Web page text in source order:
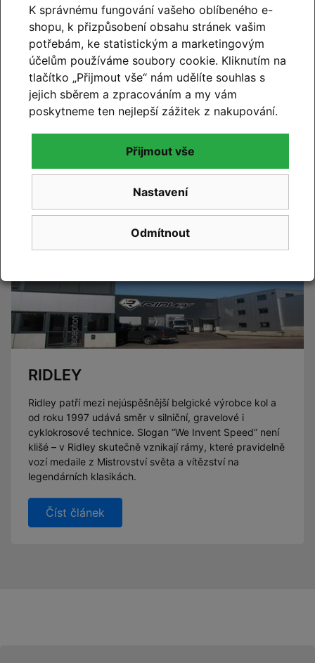
CUBE 2027
RIDLEY
Ridley patří mezi nejúspěšnější belgické výrobce kol a
od roku 1997 udává směr v silniční, gravelové i
cyklokrosové technice. Slogan “We Invent Speed” není
klišé – v Ridley skutečně vznikají rámy, které pravidelně
vozí medaile z Mistrovství světa a vítězství na
legendárních klasikách.
Číst článek
K správnému fungování vašeho oblíbeného e-
shopu, k přizpůsobení obsahu stránek vašim
potřebám, ke statistickým a marketingovým
účelům používáme soubory cookie. Kliknutím na
tlačítko „Přijmout vše“ nám udělíte souhlas s
jejich sběrem a zpracováním a my vám
poskytneme ten nejlepší zážitek z nakupování.
Odmítnout
Nastavení
Přijmout vše